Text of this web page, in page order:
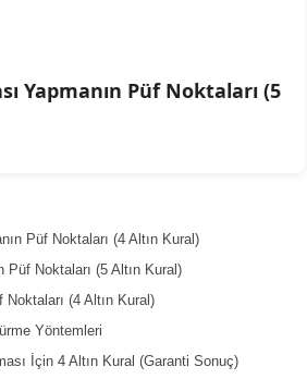
Yapmanın Püf Noktaları (5
Püf Noktaları (4 Altın Kural)
Püf Noktaları (5 Altın Kural)
Noktaları (4 Altın Kural)
Yöntemleri
İçin 4 Altın Kural (Garanti Sonuç)